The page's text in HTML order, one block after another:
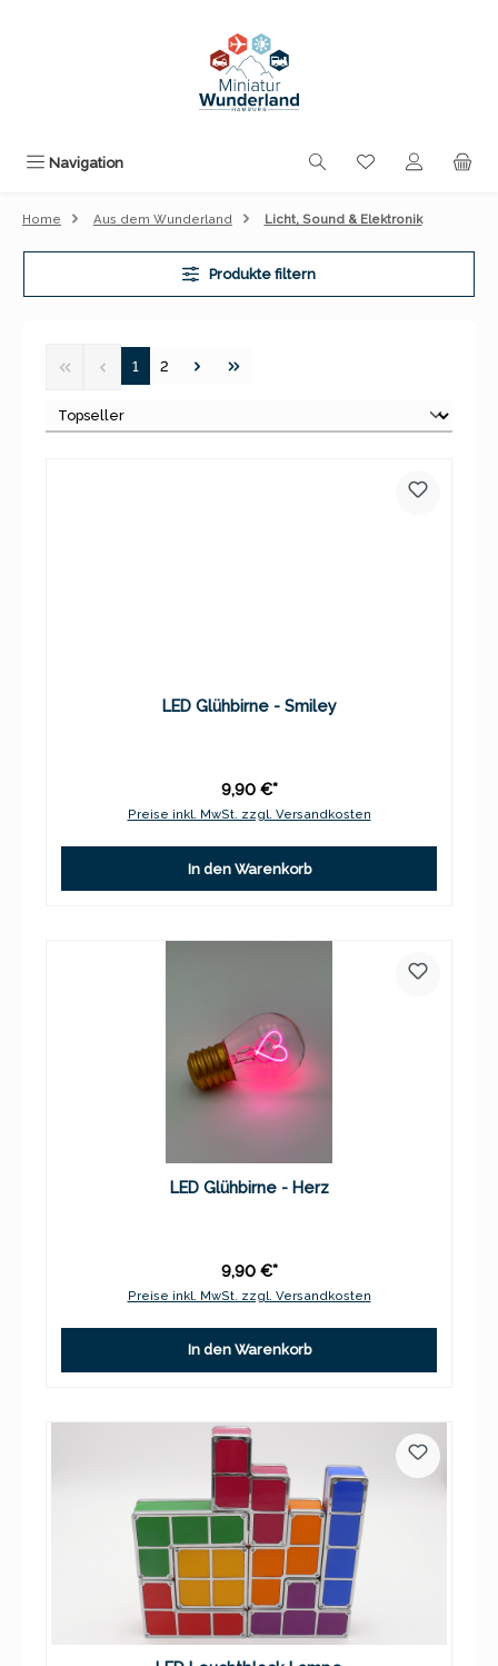
Navigation Du hast 0
Home Aus dem Wunderland Licht, Sound & Elektronik
Produkte filtern
Seite
1 Seite
2
LED Glühbirne - Smiley
9,90 €*
Preise inkl. MwSt. zzgl. Versandkosten
In den Warenkorb
LED Glühbirne - Herz
9,90 €*
Preise inkl. MwSt. zzgl. Versandkosten
In den Warenkorb